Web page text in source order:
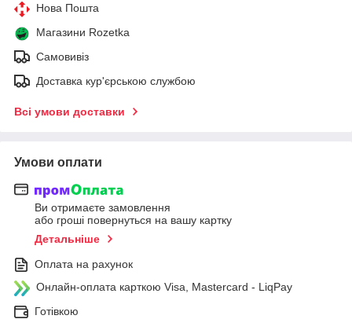
Нова Пошта
Магазини Rozetka
Самовивіз
Доставка кур'єрською службою
Всі умови доставки
Умови оплати
Ви отримаєте замовлення
або гроші повернуться на вашу картку
Детальніше
Оплата на рахунок
Онлайн-оплата карткою Visa, Mastercard - LiqPay
Готівкою